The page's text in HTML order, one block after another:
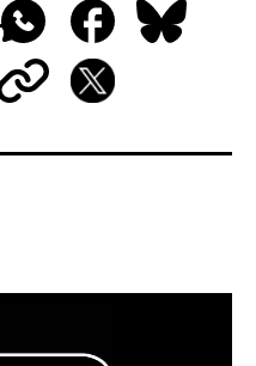
WhatsAppFacebook